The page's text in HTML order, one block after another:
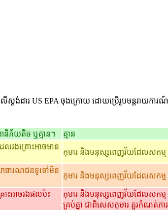
ស្តង់ដារ US EPA ចុងក្រោយ ដោយប្រើរូបមន្តរាយការណ៍
ភ័យតិច ឬគ្មាន។
គ្មាន
លរងគ្រោះអាចមាន
កុមារ និងមនុស្សពេញវ័យដែលសកម្ម
ាធារណជនទូទៅមិន
កុមារ និងមនុស្សពេញវ័យដែលសកម្ម
ោះអាចរងផលប៉ះ
កុមារ និងមនុស្សពេញវ័យដែលសកម្ម
គ្រប់គ្នា ជាពិសេសកុមារ គួរកំណត់កា